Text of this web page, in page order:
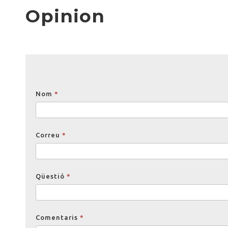
Opinion
Opinions
Nom *
Correu *
Qüestió *
Comentaris *